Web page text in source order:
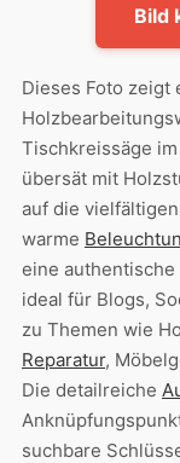
Bild
Dieses Foto zeigt
Tischkreissäge im
übersät mit
auf die
warme
eine
ideal für Blogs,
zu Themen wie
Reparatur,
Die detailreiche
suchbare